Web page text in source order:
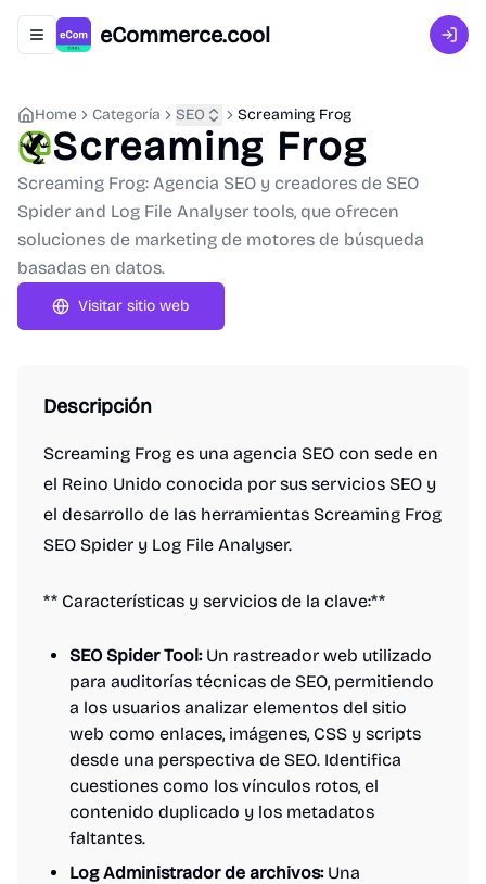
Abrir menú de navegación
eCommerce.cool
Home Categoría SEO Screaming Frog
Screaming Frog
Screaming Frog: Agencia SEO y creadores de SEO
Spider and Log File Analyser tools, que ofrecen
soluciones de marketing de motores de búsqueda
basadas en datos.
Visitar sitio web
Descripción
Screaming Frog es una agencia SEO con sede en
el Reino Unido conocida por sus servicios SEO y
el desarrollo de las herramientas Screaming Frog
SEO Spider y Log File Analyser.
** Características y servicios de la clave:**
SEO Spider Tool:Un rastreador web utilizado
para auditorías técnicas de SEO, permitiendo
a los usuarios analizar elementos del sitio
web como enlaces, imágenes, CSS y scripts
desde una perspectiva de SEO. Identifica
cuestiones como los vínculos rotos, el
contenido duplicado y los metadatos
faltantes.
Log Administrador de archivos:Una